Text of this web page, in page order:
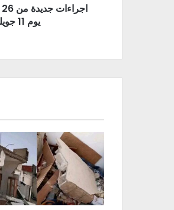
يوم 11 جويلية ا2021